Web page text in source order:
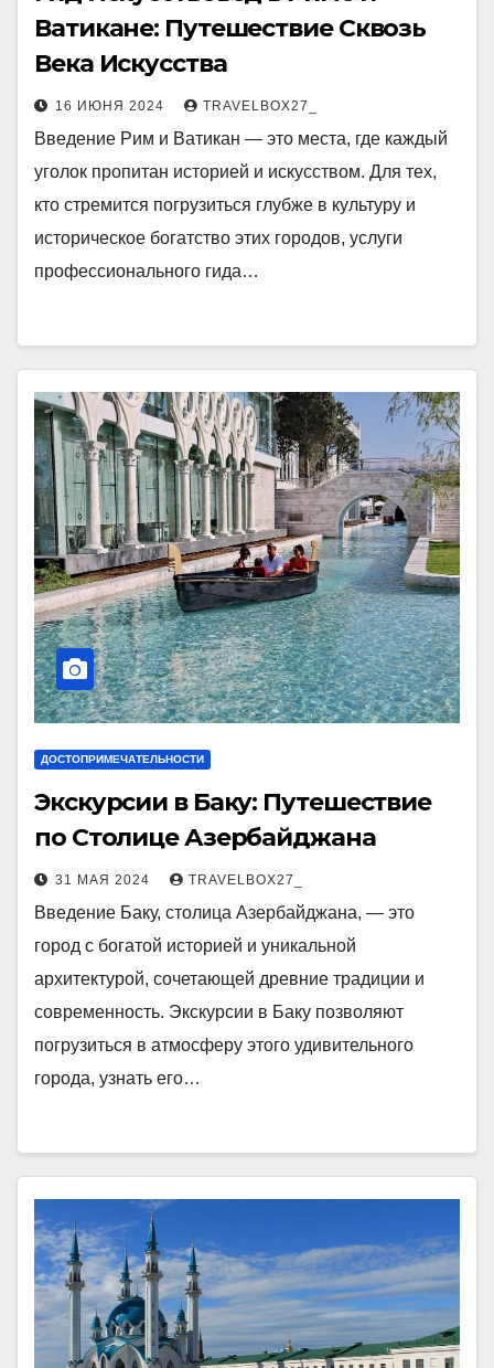
Ватикане: Путешествие Сквозь
Века Искусства
16 ИЮНЯ 2024 TRAVELBOX27_
Введение Рим и Ватикан — это места, где каждый
уголок пропитан историей и искусством. Для тех,
кто стремится погрузиться глубже в культуру и
историческое богатство этих городов, услуги
профессионального гида…
ДОСТОПРИМЕЧАТЕЛЬНОСТИ
Экскурсии в Баку: Путешествие
по Столице Азербайджана
31 МАЯ 2024 TRAVELBOX27_
Введение Баку, столица Азербайджана, — это
город с богатой историей и уникальной
архитектурой, сочетающей древние традиции и
современность. Экскурсии в Баку позволяют
погрузиться в атмосферу этого удивительного
города, узнать его…